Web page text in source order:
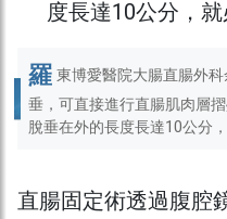
羅東博愛醫院大腸直腸外
垂，可直接進行直腸肌肉層
脫垂在外的長度長達10公分
直腸固定術透過腹腔